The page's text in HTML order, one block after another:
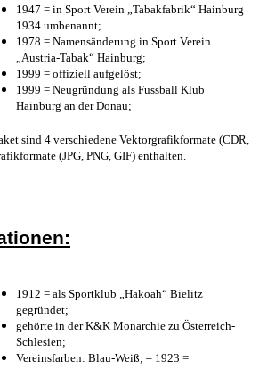
1947 = in Sport Verein „Tabakfabrik“ Hainburg
1934 umbenannt;
1978 = Namensänderung in Sport Verein
„Austria-Tabak“ Hainburg;
1999 = offiziell aufgelöst;
1999 = Neugründung als Fussball Klub
Hainburg an der Donau;
sind 4 verschiedene Vektorgrafikformate (CDR,
(JPG, PNG, GIF) enthalten.
1912 = als Sportklub „Hakoah“ Bielitz
gegründet;
gehörte in der K&K Monarchie zu Österreich-
Schlesien;
Vereinsfarben: Blau-Weiß; – 1923 =